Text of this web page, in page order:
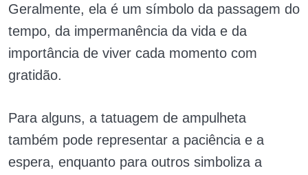
Geralmente, ela é um símbolo da passagem do
tempo, da impermanência da vida e da
importância de viver cada momento com
gratidão.
Para alguns, a tatuagem de ampulheta
também pode representar a paciência e a
espera, enquanto para outros simboliza a